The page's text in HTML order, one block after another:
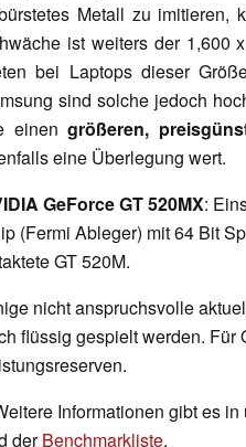
Metall zu imitieren,
ist weiters der 1,600
bei Laptops dieser
sind solche jedoch
einengrößeren,
eine Überlegung wert.
GeForce GT 520MX:
(Fermi Ableger) mit 64 Bit
GT 520M.
nicht anspruchsvolle
flüssig gespielt werden.
Informationen gibt es in
derBenchmarkliste.